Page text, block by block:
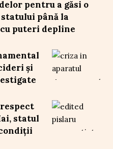
pentru a găsi o
până la
puteri depline
și
statul